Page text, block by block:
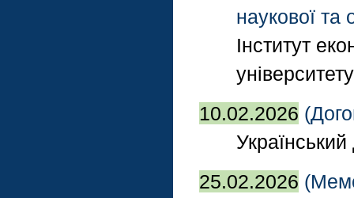
наукової та
Інститут
10.02.2026
25.02.2026